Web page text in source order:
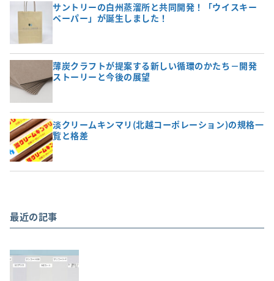
サントリーの白州蒸溜所と共同開発！「ウイスキー
ペーパー」が誕生しました！
薄炭クラフトが提案する新しい循環のかたち－開発
ストーリーと今後の展望
淡クリームキンマリ(北越コーポレーション)の規格一
覧と格差
最近の記事